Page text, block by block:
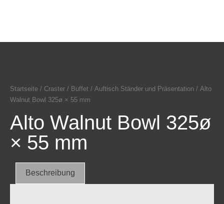
Startseite / Craster / Buffet / Auftisch Ständer und Präsentation / Alto
Walnut Bowl 325ø × 55 mm
Alto Walnut Bowl 325ø
× 55 mm
Beschreibung